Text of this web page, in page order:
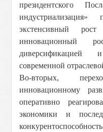
президентского
экстенсивный
инновационный
диверсификацией
современной
Во-вторых,
инновационному
оперативно
экономики и